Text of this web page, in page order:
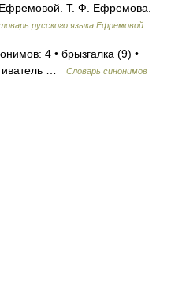
Ефремовой. Т. Ф. Ефремова.
русского языка Ефремовой
4 • брызгалка (9) •
…
Словарь синонимов